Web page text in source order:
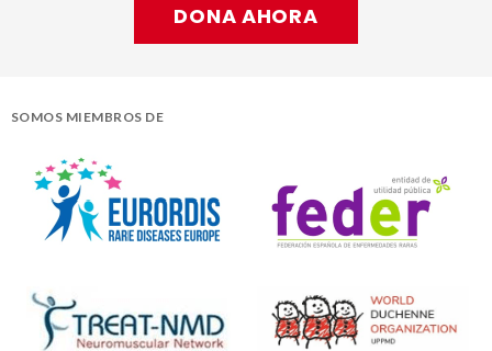
DONA AHORA
SOMOS MIEMBROS DE